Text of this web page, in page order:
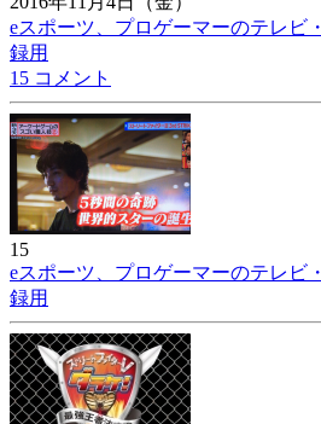
eスポーツ、プロゲーマーのテレビ
録用
15 コメント
15
eスポーツ、プロゲーマーのテレビ
録用